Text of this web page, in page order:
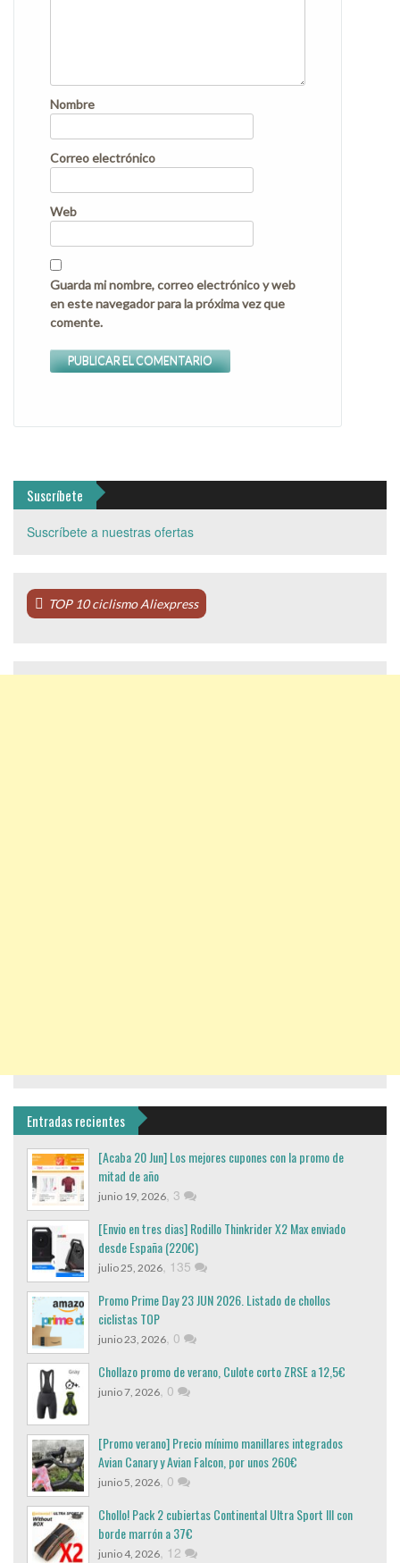
Nombre
Correo electrónico
Web
Guarda mi nombre, correo electrónico y web
en este navegador para la próxima vez que
comente.
Suscríbete
Suscríbete a nuestras ofertas
TOP 10 ciclismo Aliexpress
Entradas recientes
[Acaba 20 Jun] Los mejores cupones con la promo de
mitad de año
junio 19, 2026, 3
[Envio en tres dias] Rodillo Thinkrider X2 Max enviado
desde España (220€)
julio 25, 2026, 135
Promo Prime Day 23 JUN 2026. Listado de chollos
ciclistas TOP
junio 23, 2026, 0
Chollazo promo de verano, Culote corto ZRSE a 12,5€
junio 7, 2026, 0
[Promo verano] Precio mínimo manillares integrados
Avian Canary y Avian Falcon, por unos 260€
junio 5, 2026, 0
Chollo! Pack 2 cubiertas Continental Ultra Sport III con
borde marrón a 37€
junio 4, 2026, 12